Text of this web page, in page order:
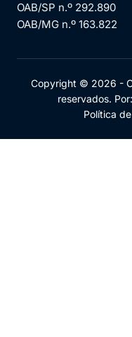
OAB/SP n.º 292.890
OAB/MG n.º 163.822
Copyright © 2026 -
reservados.
Política